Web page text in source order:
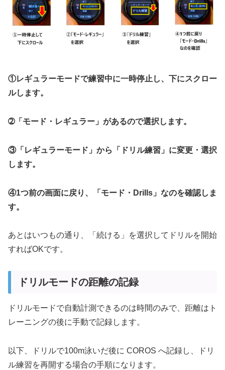
①レギュラーモードで練習中に一時停止し、下にスクロー
ルします。
➁「モード・レギュラー」があるので選択します。
③「レギュラーモード」から「ドリル練習」に変更・選択
します。
④1つ前の画面に戻り、「モード・Drills」なのを確認しま
す。
あとはいつもの通り、「続ける」を選択してドリルを開始
すればOKです。
ドリルモードの距離の記録
ドリルモードで自動計測できるのは時間のみで、距離はト
レーニングの後に手動で記録します。
以下、ドリルで100m泳いだ後に COROS へ記録し、ドリ
ル練習を再開する場合の手順になります。